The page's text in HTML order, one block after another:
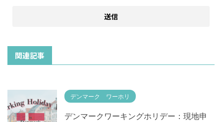
関連記事
デンマーク ワーホリ
デンマークワーキングホリデー：現地申